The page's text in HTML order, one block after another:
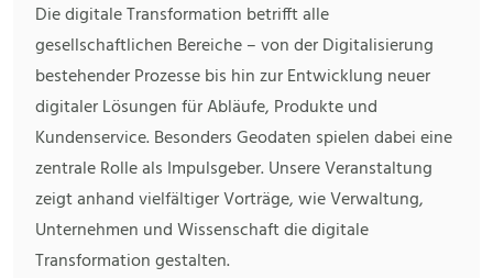
Die digitale Transformation betrifft alle
gesellschaftlichen Bereiche – von der Digitalisierung
bestehender Prozesse bis hin zur Entwicklung neuer
digitaler Lösungen für Abläufe, Produkte und
Kundenservice. Besonders Geodaten spielen dabei eine
zentrale Rolle als Impulsgeber. Unsere Veranstaltung
zeigt anhand vielfältiger Vorträge, wie Verwaltung,
Unternehmen und Wissenschaft die digitale
Transformation gestalten.